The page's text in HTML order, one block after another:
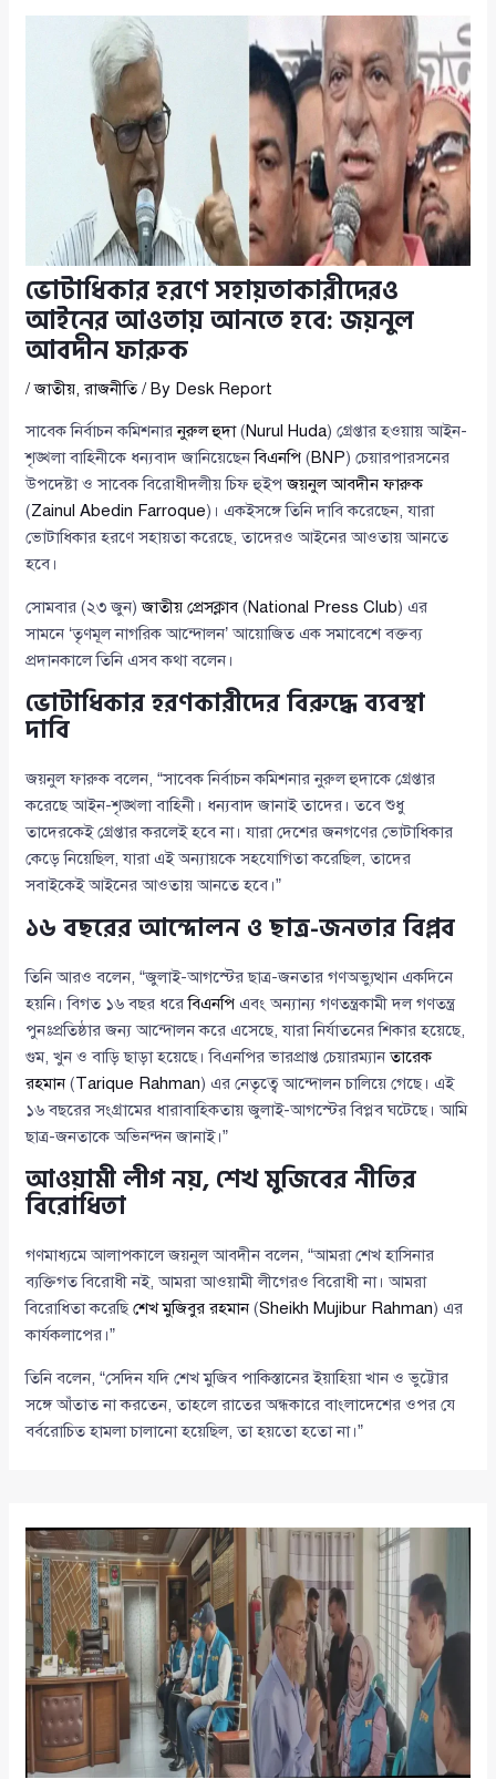
ভোটাধিকার হরণে সহায়তাকারীদেরও
আইনের আওতায় আনতে হবে: জয়নুল
আবদীন ফারুক
/জাতীয়,রাজনীতি/ By Desk Report
সাবেক নির্বাচন কমিশনারনুরুল হুদা(Nurul Huda) গ্রেপ্তার হওয়ায় আইন-
শৃঙ্খলা বাহিনীকে ধন্যবাদ জানিয়েছেনবিএনপি (BNP) চেয়ারপারসনের
উপদেষ্টা ও সাবেক বিরোধীদলীয় চিফ হুইপজয়নুল আবদীন ফারুক
(Zainul Abedin Farroque)। একইসঙ্গে তিনি দাবি করেছেন, যারা
ভোটাধিকার হরণে সহায়তা করেছে, তাদেরও আইনের আওতায় আনতে
হবে।
সোমবার (২৩ জুন)জাতীয় প্রেসক্লাব(National Press Club) এর
সামনে ‘তৃণমূল নাগরিক আন্দোলন’ আয়োজিত এক সমাবেশে বক্তব্য
প্রদানকালে তিনি এসব কথা বলেন।
ভোটাধিকার হরণকারীদের বিরুদ্ধে ব্যবস্থা
দাবি
জয়নুল ফারুক বলেন, “সাবেক নির্বাচন কমিশনার নুরুল হুদাকে গ্রেপ্তার
করেছে আইন-শৃঙ্খলা বাহিনী। ধন্যবাদ জানাই তাদের। তবে শুধু
তাদেরকেই গ্রেপ্তার করলেই হবে না। যারা দেশের জনগণের ভোটাধিকার
কেড়ে নিয়েছিল, যারা এই অন্যায়কে সহযোগিতা করেছিল, তাদের
সবাইকেই আইনের আওতায় আনতে হবে।”
১৬ বছরের আন্দোলন ও ছাত্র-জনতার বিপ্লব
তিনি আরও বলেন, “জুলাই-আগস্টের ছাত্র-জনতার গণঅভ্যুত্থান একদিনে
হয়নি। বিগত ১৬ বছর ধরেবিএনপি এবং অন্যান্য গণতন্ত্রকামী দল গণতন্ত্র
পুনঃপ্রতিষ্ঠার জন্য আন্দোলন করে এসেছে, যারা নির্যাতনের শিকার হয়েছে,
গুম, খুন ও বাড়ি ছাড়া হয়েছে। বিএনপির ভারপ্রাপ্ত চেয়ারম্যানতারেক
রহমান(Tarique Rahman) এর নেতৃত্বে আন্দোলন চালিয়ে গেছে। এই
১৬ বছরের সংগ্রামের ধারাবাহিকতায় জুলাই-আগস্টের বিপ্লব ঘটেছে। আমি
ছাত্র-জনতাকে অভিনন্দন জানাই।”
আওয়ামী লীগ নয়, শেখ মুজিবের নীতির
বিরোধিতা
গণমাধ্যমে আলাপকালে জয়নুল আবদীন বলেন, “আমরা শেখ হাসিনার
ব্যক্তিগত বিরোধী নই, আমরা আওয়ামী লীগেরও বিরোধী না। আমরা
বিরোধিতা করেছিশেখ মুজিবুর রহমান(Sheikh Mujibur Rahman) এর
কার্যকলাপের।”
তিনি বলেন, “সেদিন যদি শেখ মুজিব পাকিস্তানের ইয়াহিয়া খান ও ভুট্টোর
সঙ্গে আঁতাত না করতেন, তাহলে রাতের অন্ধকারে বাংলাদেশের ওপর যে
বর্বরোচিত হামলা চালানো হয়েছিল, তা হয়তো হতো না।”